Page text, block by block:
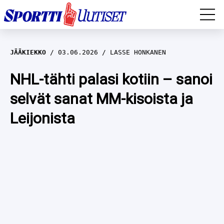
EM-YLEISURHEILU
JÄÄKIEKKO
YLEISURHEILU
WILMA HELTELÄ
TALVILAJIT
JÄÄKIEKKO 03.06.2026 LASSE HONKANEN
NHL-tähti palasi kotiin – sanoi
selvät sanat MM-kisoista ja
Leijonista